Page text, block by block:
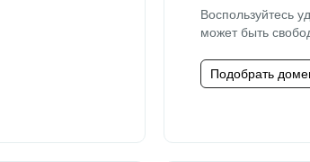
Воспользуйтесь
может быть
Подобрать